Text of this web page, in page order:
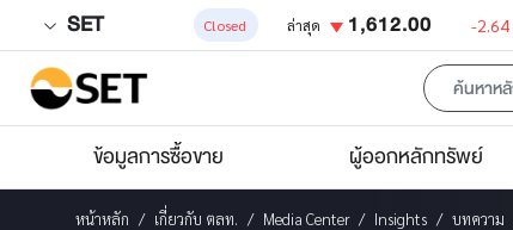
SET Closed ล่าสุด 1,612.00 -2.64
ข้อมูลการซื้อขาย ผู้ออกหลักทรัพย์
หน้าหลัก เกี่ยวกับ ตลท. Media Center Insights บทความ